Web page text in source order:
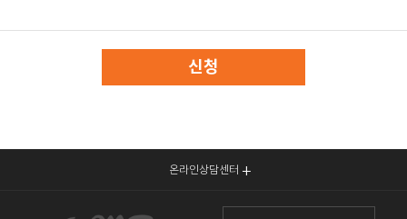
신청
온라인상담센터